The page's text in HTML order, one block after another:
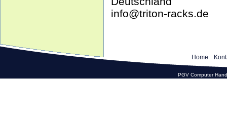
info@triton-racks.de
Home
PGV Computer